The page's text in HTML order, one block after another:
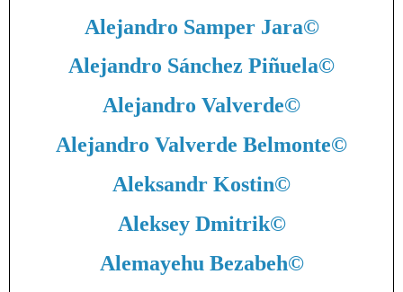
Alejandro Samper Jara©
Alejandro Sánchez Piñuela©
Alejandro Valverde©
Alejandro Valverde Belmonte©
Aleksandr Kostin©
Aleksey Dmitrik©
Alemayehu Bezabeh©